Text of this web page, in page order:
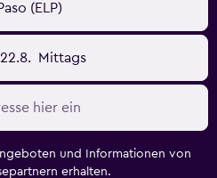
(ELP)
Mittags
und Informationen von
erhalten.